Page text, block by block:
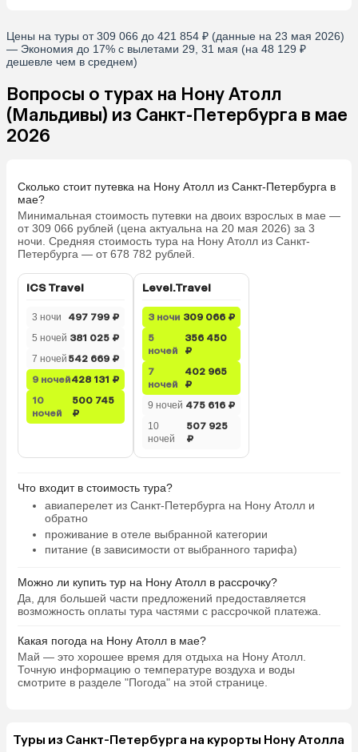
Цены на туры от 309 066 до 421 854 ₽ (данные на 23 мая 2026)
— Экономия до 17% с вылетами 29, 31 мая (на 48 129 ₽
дешевле чем в среднем)
Вопросы о турах на Нону Атолл
(Мальдивы) из Санкт-Петербурга в мае
2026
Сколько стоит путевка на Нону Атолл из Санкт-Петербурга в
мае?
Минимальная стоимость путевки на двоих взрослых в мае —
от 309 066 рублей (цена актуальна на 20 мая 2026) за 3
ночи. Средняя стоимость тура на Нону Атолл из Санкт-
Петербурга — от 678 782 рублей.
ICS Travel
3 ночи
497 799 ₽
5 ночей 381 025 ₽
7 ночей 542 669 ₽
9 ночей428 131 ₽
10
ночей
500 745
₽
Level.Travel
3 ночи 309 066 ₽
5
ночей
356 450
₽
7
ночей
402 965
₽
9 ночей 475 616 ₽
10
ночей
507 925
₽
Что входит в стоимость тура?
авиаперелет из Санкт-Петербурга на Нону Атолл и
обратно
проживание в отеле выбранной категории
питание (в зависимости от выбранного тарифа)
Можно ли купить тур на Нону Атолл в рассрочку?
Да, для большей части предложений предоставляется
возможность оплаты тура частями с рассрочкой платежа.
Какая погода на Нону Атолл в мае?
Май — это хорошее время для отдыха на Нону Атолл.
Точную информацию о температуре воздуха и воды
смотрите в разделе "Погода" на этой странице.
Туры из Санкт-Петербурга на курорты Нону Атолла